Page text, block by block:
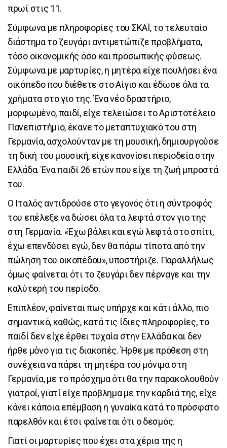
πρωί στις 11.
Σύμφωνα με πληροφορίες του ΣΚΑΪ, το τελευταίο
διάστημα το ζευγάρι αντιμετώπιζε προβλήματα,
τόσο οικονομικής όσο και προσωπικής φύσεως.
Σύμφωνα με μαρτυρίες, η μητέρα είχε πουλήσει ένα
οικόπεδο που διέθετε στο Αίγιο και έδωσε όλα τα
χρήματα στο γιο της. Ένα νέο δραστήριο,
μορφωμένο, παιδί, είχε τελειώσει το Αριστοτέλειο
Πανεπιστήμιο, έκανε το μεταπτυχιακό του στη
Γερμανία, ασχολούνταν με τη μουσική, δημιουργούσε
τη δική του μουσική, είχε κανονίσει περιοδεία στην
Ελλάδα. Ένα παιδί 26 ετών που είχε τη ζωή μπροστά
του.
Ο Ιταλός αντιδρούσε στο γεγονός ότι η σύντροφός
του επέλεξε να δώσει όλα τα λεφτά στον γιο της
στη Γερμανία. «Έχω βάλει και εγώ λεφτά στο σπίτι,
έχω επενδύσει εγώ, δεν θα πάρω τίποτα από την
πώληση του οικοπέδου», υποστήριζε. Παραλλήλως
όμως φαίνεται ότι το ζευγάρι δεν πέρναγε και την
καλύτερή του περίοδο.
Επιπλέον, φαίνεται πως υπήρχε και κάτι άλλο, πιο
σημαντικό, καθώς, κατά τις ίδιες πληροφορίες, το
παιδί δεν είχε έρθει τυχαία στην Ελλάδα και δεν
ήρθε μόνο για τις διακοπές. Ήρθε με πρόθεση στη
συνέχεια να πάρει τη μητέρα του μόνιμα στη
Γερμανία, με το πρόσχημα ότι θα την παρακολουθούν
γιατροί, γιατί είχε πρόβλημα με την καρδιά της, είχε
κάνει κάποια επέμβαση η γυναίκα κατά το πρόσφατο
παρελθόν και έτσι φαίνεται ότι ο δεσμός.
Γιατί οι μαρτυρίες που έχει στα χέρια της η